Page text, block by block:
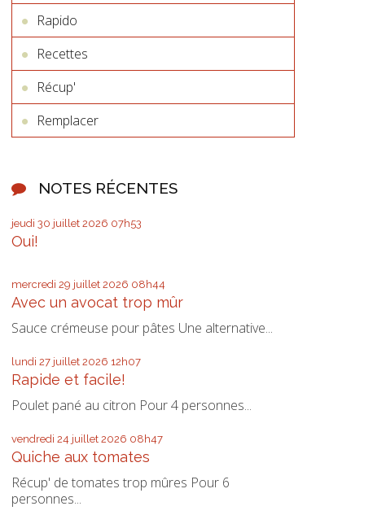
Rapido
Recettes
Récup'
Remplacer
NOTES RÉCENTES
jeudi 30 juillet 2026 07h53
Oui!
mercredi 29 juillet 2026 08h44
Avec un avocat trop mûr
Sauce crémeuse pour pâtes Une alternative...
lundi 27 juillet 2026 12h07
Rapide et facile!
Poulet pané au citron Pour 4 personnes...
vendredi 24 juillet 2026 08h47
Quiche aux tomates
Récup' de tomates trop mûres Pour 6
personnes...